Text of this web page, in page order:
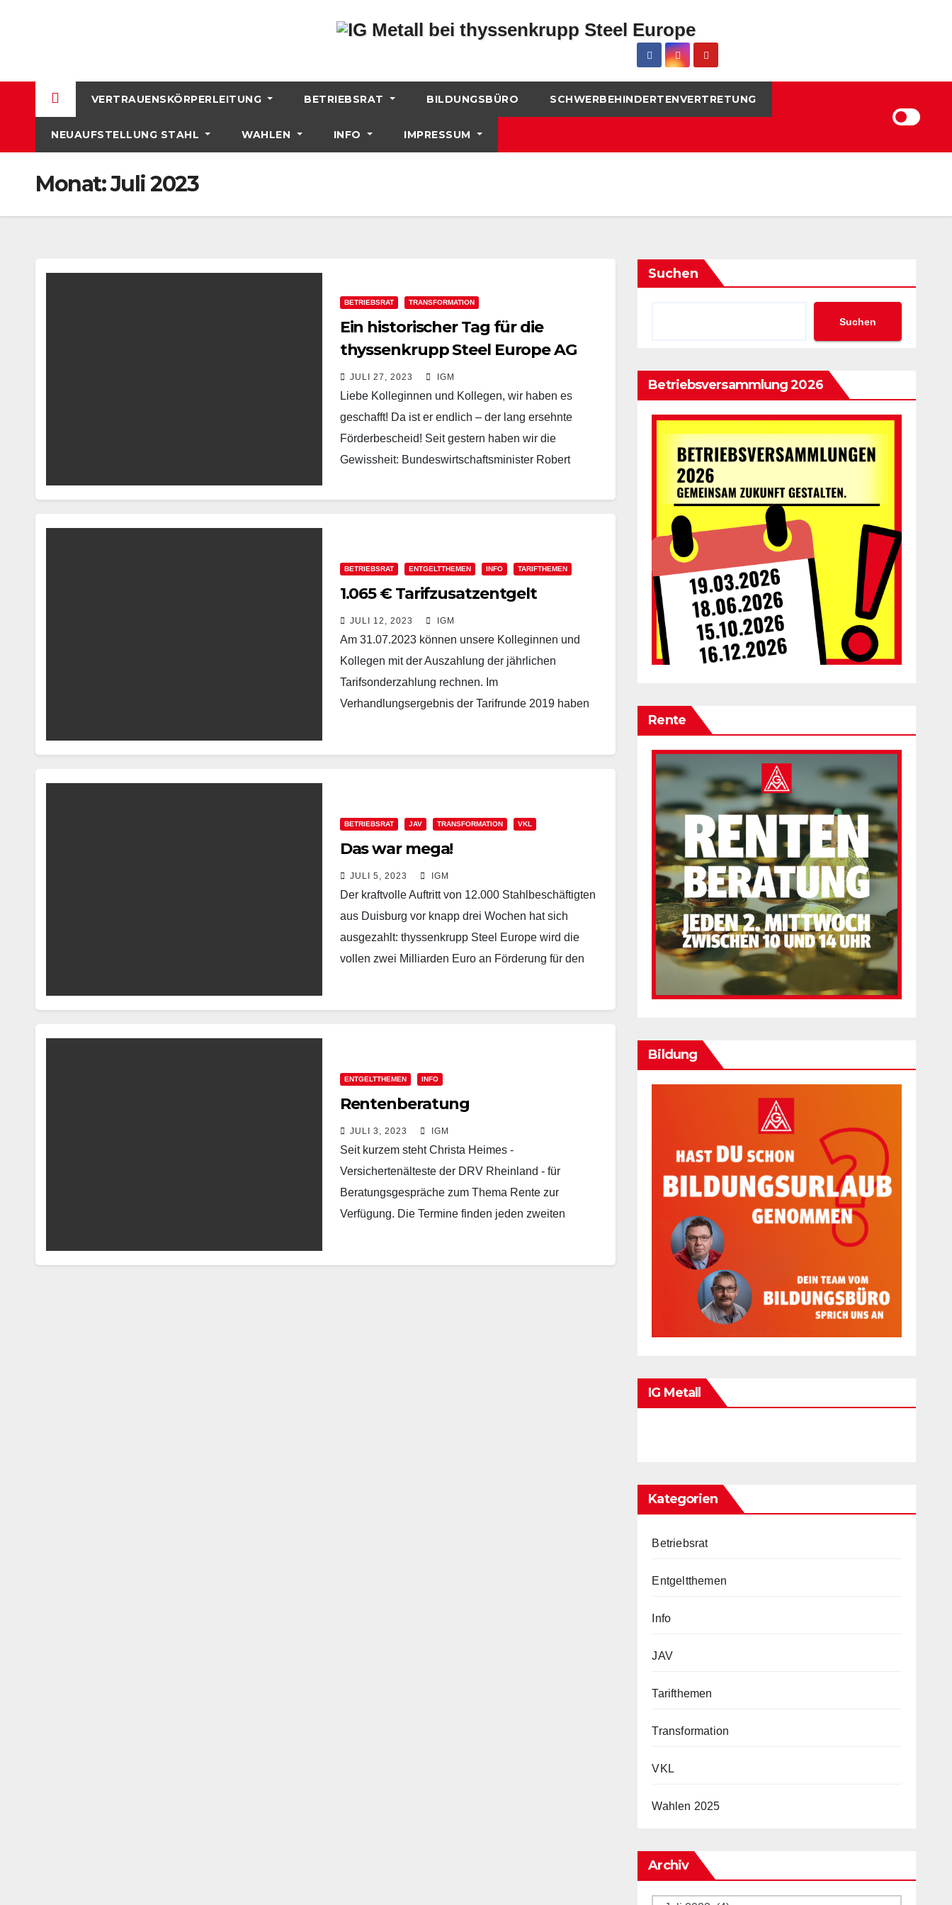
VERTRAUENSKÖRPERLEITUNG BETRIEBSRAT BILDUNGSBÜRO SCHWERBEHINDERTENVERTRETUNG
NEUAUFSTELLUNG STAHL WAHLEN INFO IMPRESSUM
Monat:Juli 2023
BETRIEBSRAT TRANSFORMATION
Ein historischer Tag für die
thyssenkrupp Steel Europe AG
JULI 27, 2023 IGM
Liebe Kolleginnen und Kollegen, wir haben es
geschafft! Da ist er endlich – der lang ersehnte
Förderbescheid! Seit gestern haben wir die
Gewissheit: Bundeswirtschaftsminister Robert
Neubaur…
BETRIEBSRAT ENTGELTTHEMEN INFO TARIFTHEMEN
1.065 € Tarifzusatzentgelt
JULI 12, 2023 IGM
Am 31.07.2023 können unsere Kolleginnen und
Kollegen mit der Auszahlung der jährlichen
Tarifsonderzahlung rechnen. Im
Verhandlungsergebnis der Tarifrunde 2019 haben
BETRIEBSRAT JAV TRANSFORMATION VKL
Das war mega!
JULI 5, 2023 IGM
Der kraftvolle Auftritt von 12.000 Stahlbeschäftigten
aus Duisburg vor knapp drei Wochen hat sich
ausgezahlt: thyssenkrupp Steel Europe wird die
vollen zwei Milliarden Euro an Förderung für den
ENTGELTTHEMEN INFO
Rentenberatung
JULI 3, 2023 IGM
Seit kurzem steht Christa Heimes -
Versichertenälteste der DRV Rheinland - für
Beratungsgespräche zum Thema Rente zur
Verfügung. Die Termine finden jeden zweiten
Suchen
Suchen
Betriebsversammlung 2026
Rente
Bildung
IG Metall
Kategorien
Betriebsrat
Entgeltthemen
Info
JAV
Tarifthemen
Transformation
VKL
Wahlen 2025
Archiv